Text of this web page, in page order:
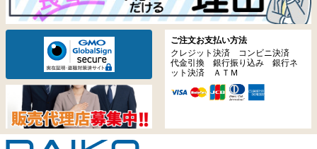
ご注文お支払い方法
クレジット決済 コンビニ決済
代金引換 銀行振り込み 銀行ネ
ット決済 ＡＴＭ